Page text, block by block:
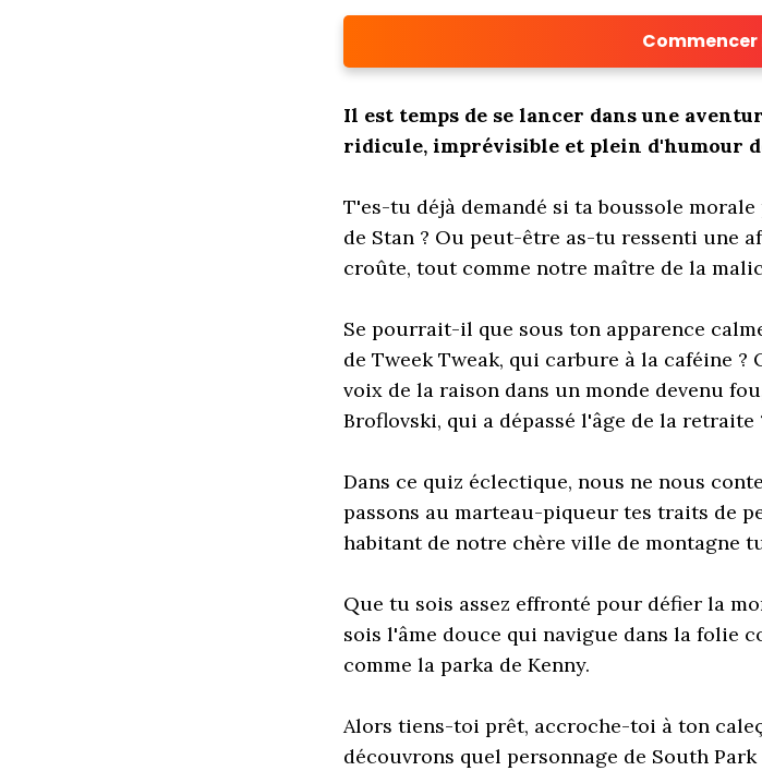
Commencer
Il est temps de se lancer dans une
ridicule, imprévisible et plein d'humour
T'es-tu déjà demandé si ta boussole
de Stan ? Ou peut-être as-tu ressenti une
croûte, tout comme notre maître de la
Se pourrait-il que sous ton apparence
de Tweek Tweak, qui carbure à la caféine
voix de la raison dans un monde devenu
Broflovski, qui a dépassé l'âge de la retraite
Dans ce quiz éclectique, nous ne nous
passons au marteau-piqueur tes traits de
habitant de notre chère ville de montagne
Que tu sois assez effronté pour défier la
sois l'âme douce qui navigue dans la folie
comme la parka de Kenny.
Alors tiens-toi prêt, accroche-toi à ton
découvrons quel personnage de South